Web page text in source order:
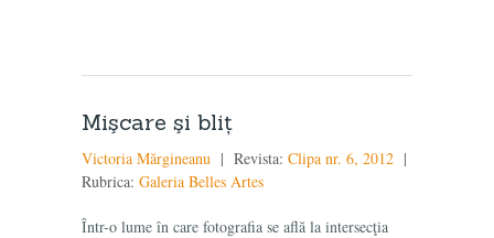
Mişcare şi bliţ
Victoria Mărgineanu | Revista: Clipa nr. 6, 2012 |
Rubrica: Galeria Belles Artes
Într-o lume în care fotografia se află la intersecţia